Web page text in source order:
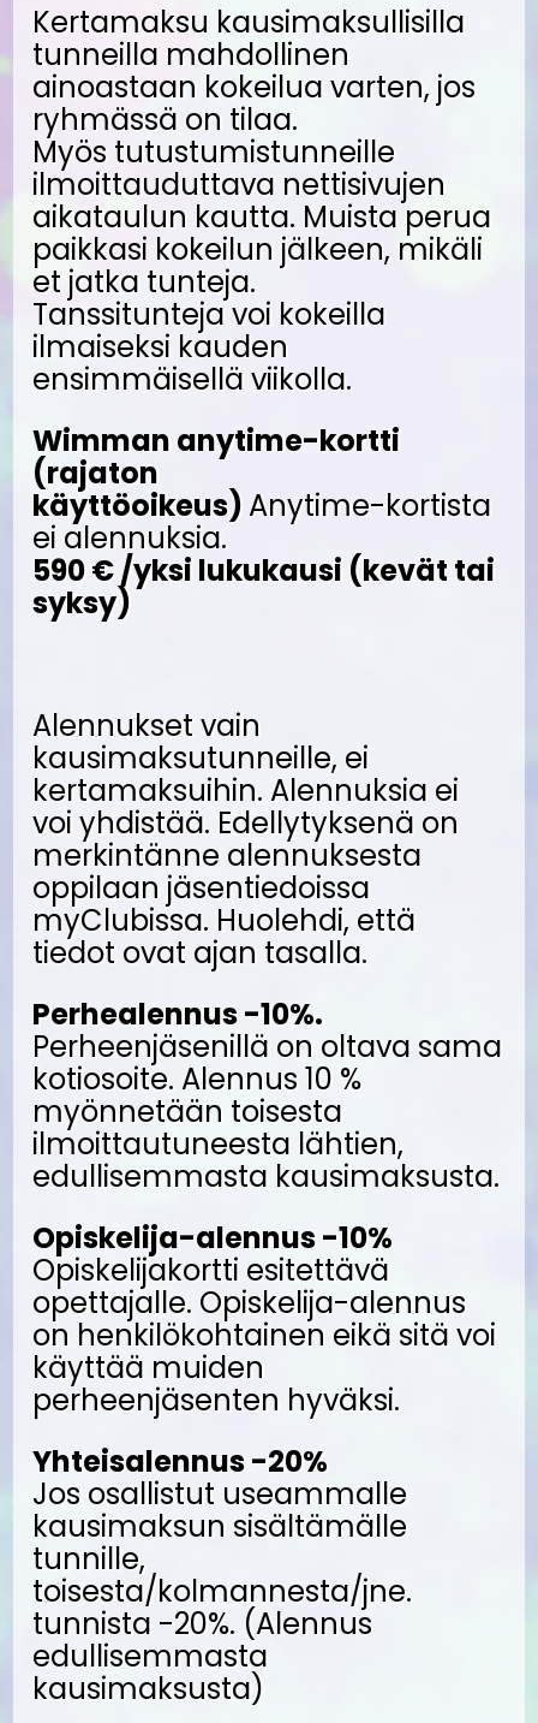
Kertamaksu kausimaksullisilla
tunneilla mahdollinen
ainoastaan kokeilua varten, jos
ryhmässä on tilaa.
Myös tutustumistunneille
ilmoittauduttava nettisivujen
aikataulun kautta. Muista perua
paikkasi kokeilun jälkeen, mikäli
et jatka tunteja.
Tanssitunteja voi kokeilla
ilmaiseksi kauden
ensimmäisellä viikolla.
Wimman anytime-kortti
(rajaton
käyttöoikeus) Anytime-kortista
ei alennuksia.
590 € /yksi lukukausi (kevät tai
syksy)
Alennukset vain
kausimaksutunneille, ei
kertamaksuihin. Alennuksia ei
voi yhdistää. Edellytyksenä on
merkintänne alennuksesta
oppilaan jäsentiedoissa
myClubissa. Huolehdi, että
tiedot ovat ajan tasalla.
Perhealennus -10%.
Perheenjäsenillä on oltava sama
kotiosoite. Alennus 10 %
myönnetään toisesta
ilmoittautuneesta lähtien,
edullisemmasta kausimaksusta.
Opiskelija-alennus -10%
Opiskelijakortti esitettävä
opettajalle. Opiskelija-alennus
on henkilökohtainen eikä sitä voi
käyttää muiden
perheenjäsenten hyväksi.
Yhteisalennus -20%
Jos osallistut useammalle
kausimaksun sisältämälle
tunnille,
toisesta/kolmannesta/jne.
tunnista -20%. (Alennus
edullisemmasta
kausimaksusta)